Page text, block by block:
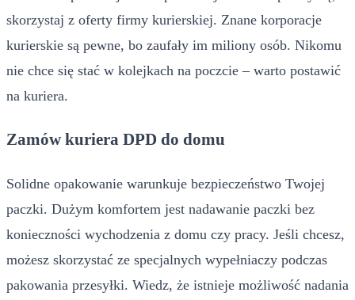
skorzystaj z oferty firmy kurierskiej. Znane korporacje
kurierskie są pewne, bo zaufały im miliony osób. Nikomu
nie chce się stać w kolejkach na poczcie – warto postawić
na kuriera.
Zamów kuriera DPD do domu
Solidne opakowanie warunkuje bezpieczeństwo Twojej
paczki. Dużym komfortem jest nadawanie paczki bez
konieczności wychodzenia z domu czy pracy. Jeśli chcesz,
możesz skorzystać ze specjalnych wypełniaczy podczas
pakowania przesyłki. Wiedz, że istnieje możliwość nadania